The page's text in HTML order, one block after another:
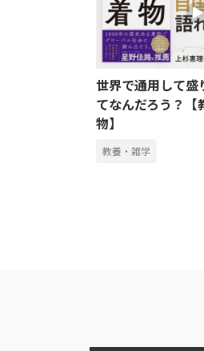
世界で通用して盛
てなんだろう？【
物】
教養・雑学